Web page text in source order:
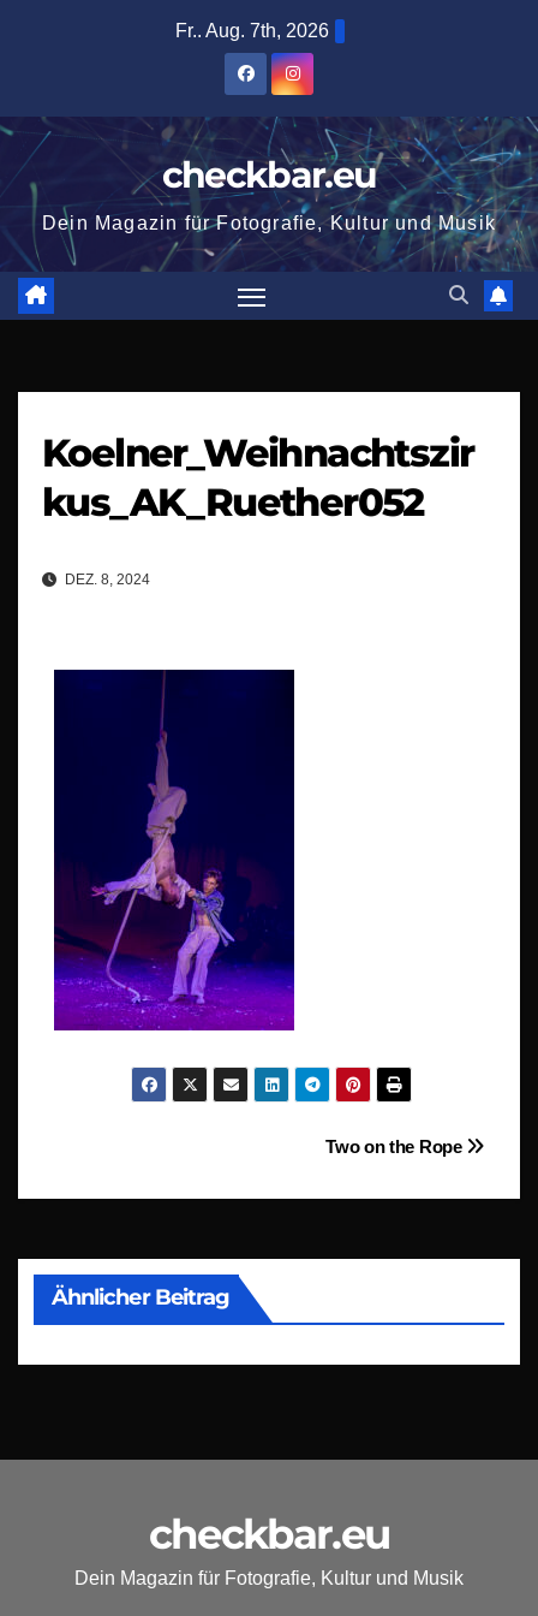
Fr.. Aug. 7th, 2026
checkbar.eu
Dein Magazin für Fotografie, Kultur und Musik
Koelner_Weihnachtszir
kus_AK_Ruether052
DEZ. 8, 2024
Beitragsnavigation
Two on the Rope
Ähnlicher Beitrag
checkbar.eu
Dein Magazin für Fotografie, Kultur und Musik